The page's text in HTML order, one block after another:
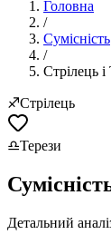
Головна
/
Сумісність
/
Стрілець і
♐Стрілець
♎Терези
Детальний